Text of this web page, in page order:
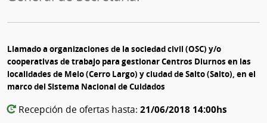
Llamado a organizaciones de la sociedad civil (OSC) y/o
cooperativas de trabajo para gestionar Centros Diurnos en las
localidades de Melo (Cerro Largo) y ciudad de Salto (Salto), en el
marco del Sistema Nacional de Cuidados
Recepción de ofertas hasta: 21/06/2018 14:00hs